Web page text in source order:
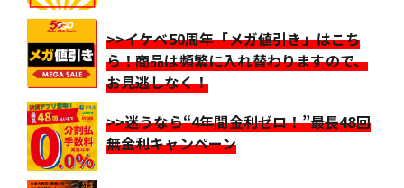
>>イケベ50周年「メガ値引き」はこち
ら！商品は頻繁に入れ替わりますので、
お見逃しなく！
>>迷うなら“4年間金利ゼロ！”最長48回
無金利キャンペーン